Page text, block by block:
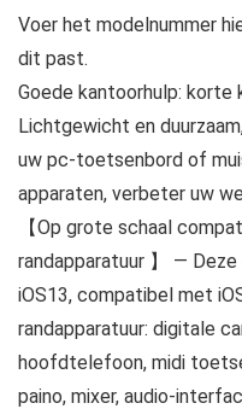
Voer het modelnummer
dit past.
Goede kantoorhulp:
Lichtgewicht en
uw pc-toetsenbord of
apparaten, verbeter uw
【Op grote schaal
randapparatuur 】 —
iOS13, compatibel met
randapparatuur: digitale
hoofdtelefoon, midi
paino, mixer, audio-